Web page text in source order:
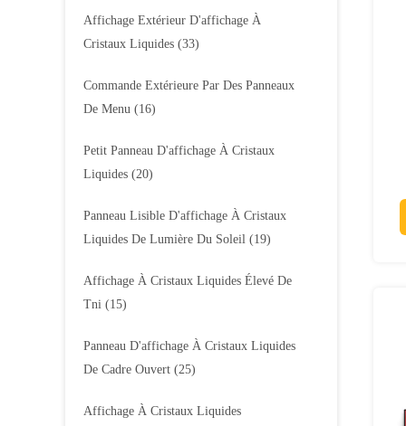
Affichage Extérieur D'affichage À
Cristaux Liquides (33)
Commande Extérieure Par Des Panneaux
De Menu (16)
Petit Panneau D'affichage À Cristaux
Liquides (20)
Panneau Lisible D'affichage À Cristaux
Liquides De Lumière Du Soleil (19)
Affichage À Cristaux Liquides Élevé De
Tni (15)
Panneau D'affichage À Cristaux Liquides
De Cadre Ouvert (25)
Affichage À Cristaux Liquides